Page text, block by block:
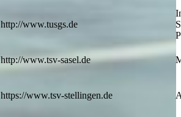
http://www.tusgs.de
http://www.tsv-sasel.de
https://www.tsv-stellingen.de